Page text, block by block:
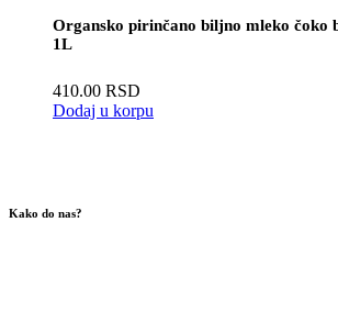
Organsko pirinčano biljno mleko čoko
1L
410.00 RSD
Dodaj u korpu
Kako do nas?